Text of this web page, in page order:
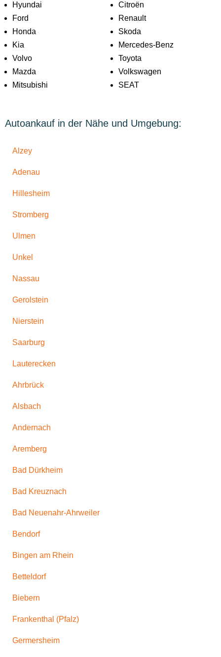
Hyundai
Ford
Honda
Kia
Volvo
Mazda
Mitsubishi
Citroën
Renault
Skoda
Mercedes-Benz
Toyota
Volkswagen
SEAT
Autoankauf in der Nähe und Umgebung:
Alzey
Adenau
Hillesheim
Stromberg
Ulmen
Unkel
Nassau
Gerolstein
Nierstein
Saarburg
Lauterecken
Ahrbrück
Alsbach
Andernach
Aremberg
Bad Dürkheim
Bad Kreuznach
Bad Neuenahr-Ahrweiler
Bendorf
Bingen am Rhein
Betteldorf
Biebern
Frankenthal (Pfalz)
Germersheim